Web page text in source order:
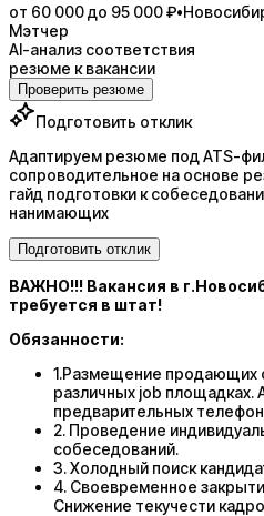
от 60 000 до 95 000 ₽•
Мэтчер
AI-анализ соответствия
резюме к вакансии
Проверить резюме
Подготовить отклик
Адаптируем резюме под ATS-
сопроводительное на основе
гайд подготовки к
нанимающих
Подготовить отклик
ВАЖНО!!! Вакансия в
требуется в штат!
Обязанности:
1.Размещение продающих
различных job
предварительных
2. Проведение
собеседований.
3. Холодный поиск
4. Своевременное
Снижение текучести